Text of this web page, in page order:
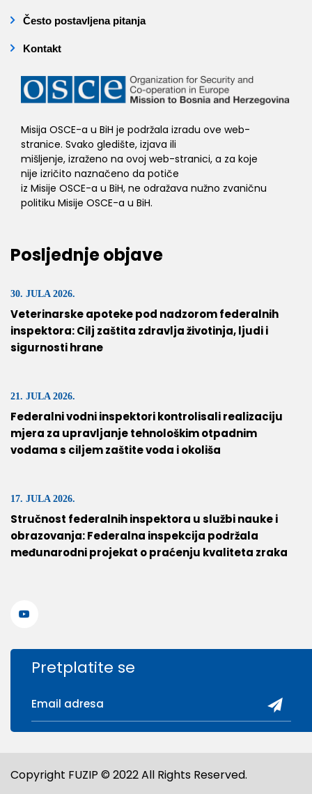
Često postavljena pitanja
Kontakt
Misija OSCE-a u BiH je podržala izradu ove web-
stranice. Svako gledište, izjava ili
mišljenje, izraženo na ovoj web-stranici, a za koje
nije izričito naznačeno da potiče
iz Misije OSCE-a u BiH, ne odražava nužno zvaničnu
politiku Misije OSCE-a u BiH.
Posljednje objave
30. JULA 2026.
Veterinarske apoteke pod nadzorom federalnih
inspektora: Cilj zaštita zdravlja životinja, ljudi i
sigurnosti hrane
21. JULA 2026.
Federalni vodni inspektori kontrolisali realizaciju
mjera za upravljanje tehnološkim otpadnim
vodama s ciljem zaštite voda i okoliša
17. JULA 2026.
Stručnost federalnih inspektora u službi nauke i
obrazovanja: Federalna inspekcija podržala
međunarodni projekat o praćenju kvaliteta zraka
Pretplatite se
Copyright FUZIP © 2022 All Rights Reserved.